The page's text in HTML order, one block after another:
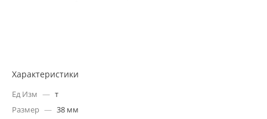
Характеристики
Ед Изм — т
Размер — 38 мм